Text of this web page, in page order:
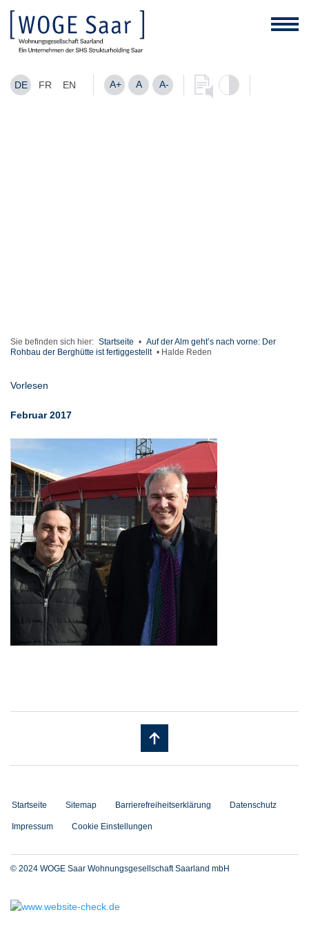
DE FR EN A+ A A-
Sie befinden sich hier: Startseite • Auf der Alm geht’s nach vorne: Der
Rohbau der Berghütte ist fertiggestellt • Halde Reden
Vorlesen
Februar 2017
Startseite Sitemap Barrierefreiheitserklärung Datenschutz
Impressum Cookie Einstellungen
© 2024 WOGE Saar Wohnungsgesellschaft Saarland mbH